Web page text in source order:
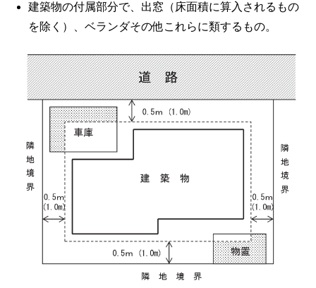
建築物の付属部分で、出窓（床面積に算入されるもの
を除く）、ベランダその他これらに類するもの。